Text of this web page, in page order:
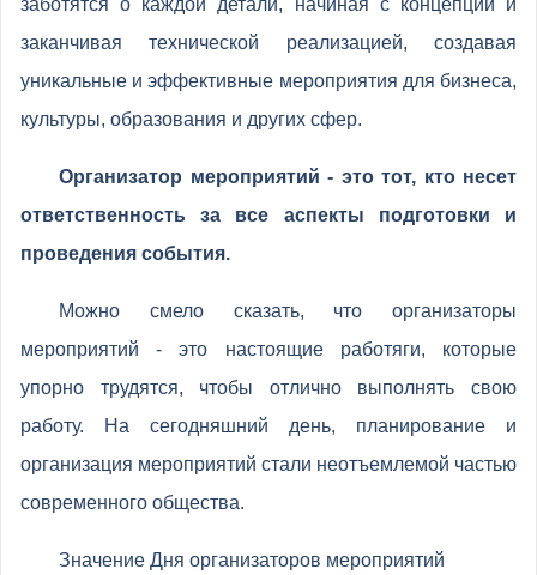
заботятся о каждой детали, начиная с концепции и
заканчивая технической реализацией, создавая
уникальные и эффективные мероприятия для бизнеса,
культуры, образования и других сфер.
Организатор мероприятий - это тот, кто несет
ответственность за все аспекты подготовки и
проведения события.
Можно смело сказать, что организаторы
мероприятий - это настоящие работяги, которые
упорно трудятся, чтобы отлично выполнять свою
работу. На сегодняшний день, планирование и
организация мероприятий стали неотъемлемой частью
современного общества.
Значение Дня организаторов мероприятий